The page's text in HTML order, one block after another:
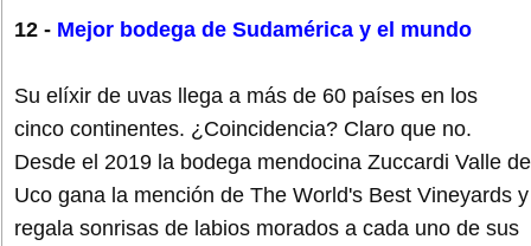
12 - Mejor bodega de Sudamérica y el mundo
Su elíxir de uvas llega a más de 60 países en los
cinco continentes. ¿Coincidencia? Claro que no.
Desde el 2019 la bodega mendocina Zuccardi Valle de
Uco gana la mención de The World's Best Vineyards y
regala sonrisas de labios morados a cada uno de sus